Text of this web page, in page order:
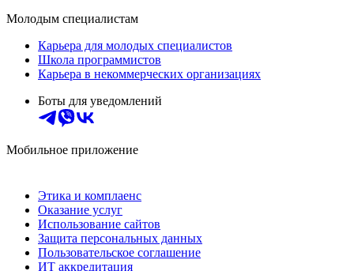
Молодым специалистам
Карьера для молодых специалистов
Школа программистов
Карьера в некоммерческих организациях
Боты для уведомлений
Мобильное приложение
Этика и комплаенс
Оказание услуг
Использование сайтов
Защита персональных данных
Пользовательское соглашение
ИТ аккредитация